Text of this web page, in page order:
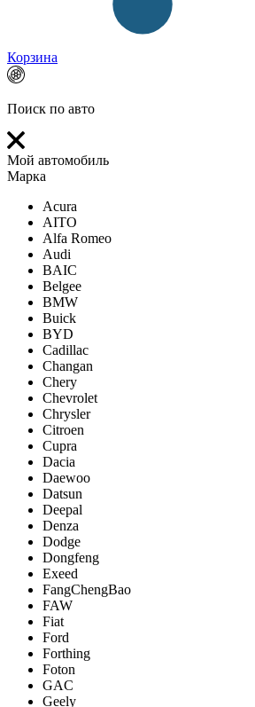
Корзина
Поиск по авто
Мой автомобиль
Марка
Acura
AITO
Alfa Romeo
Audi
BAIC
Belgee
BMW
Buick
BYD
Cadillac
Changan
Chery
Chevrolet
Chrysler
Citroen
Cupra
Dacia
Daewoo
Datsun
Deepal
Denza
Dodge
Dongfeng
Exeed
FangChengBao
FAW
Fiat
Ford
Forthing
Foton
GAC
Geely